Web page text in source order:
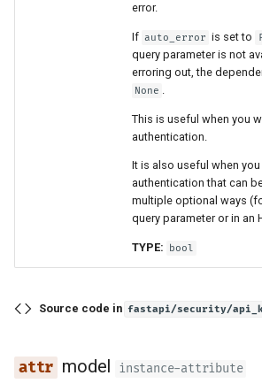
error.
If auto_error is set to
query parameter is not
erroring out, the
None
This is useful when you
authentication.
It is also useful when
authentication that can
multiple optional ways
query parameter or in an
TYPE: bool
Source code in fastapi/security/
model instance-attribute